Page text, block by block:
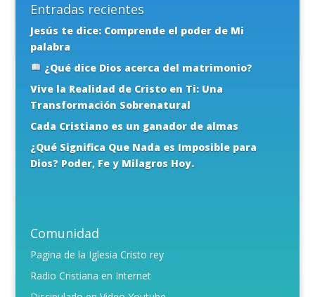
Entradas recientes
Jesús te dice: Comprende el poder de Mi
palabra
¿Qué dice Dios acerca del matrimonio?
Vive la Realidad de Cristo en Ti: Una
Transformación Sobrenatural
Cada Cristiano es un ganador de almas
¿Qué Significa Que Nada es Imposible para
Dios? Poder, Fe y Milagros Hoy.
Comunidad
Pagina de la Iglesia Cristo rey
Radio Cristiana en Internet